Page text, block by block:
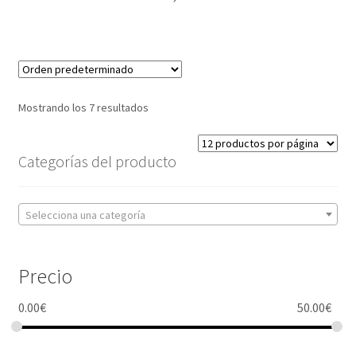
Mostrando los 7 resultados
Categorías del producto
Selecciona una categoría
Precio
0.00€ 50.00€